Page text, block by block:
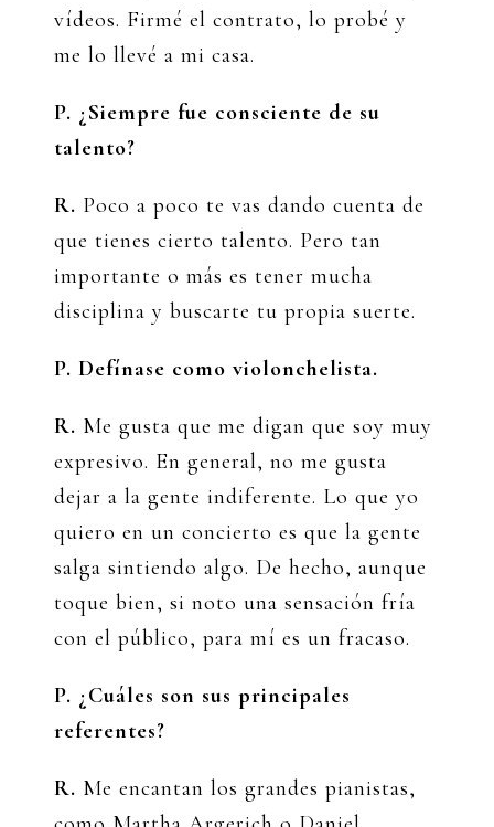
vídeos. Firmé el contrato, lo probé y
me lo llevé a mi casa.
P. ¿Siempre fue consciente de su
talento?
R. Poco a poco te vas dando cuenta de
que tienes cierto talento. Pero tan
importante o más es tener mucha
disciplina y buscarte tu propia suerte.
P. Defínase como violonchelista.
R. Me gusta que me digan que soy muy
expresivo. En general, no me gusta
dejar a la gente indiferente. Lo que yo
quiero en un concierto es que la gente
salga sintiendo algo. De hecho, aunque
toque bien, si noto una sensación fría
con el público, para mí es un fracaso.
P. ¿Cuáles son sus principales
referentes?
R. Me encantan los grandes pianistas,